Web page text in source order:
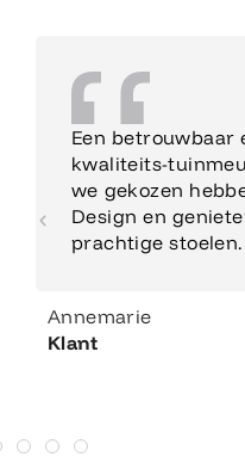
Een betrouwbaar
kwaliteits-
we gekozen
Design en
prachtige stoelen.
Annemarie
Klant